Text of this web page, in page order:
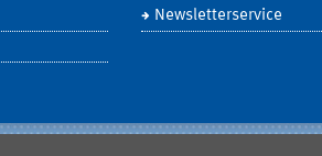
Newsletterservice